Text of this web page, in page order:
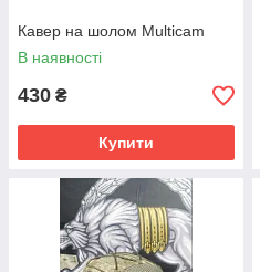
Кавер на шолом Multicam
В наявності
430 ₴
Купити